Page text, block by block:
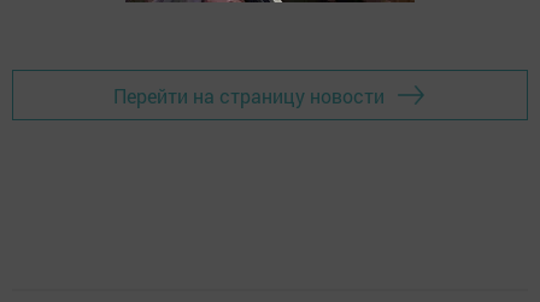
Перейти на страницу новости